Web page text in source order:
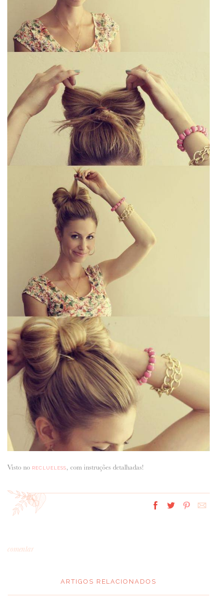
Visto no RECLUELESS, com instruções detalhadas!
comentar
ARTIGOS RELACIONADOS